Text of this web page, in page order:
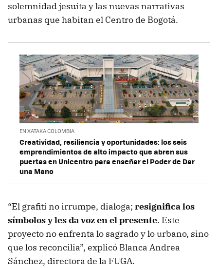
solemnidad jesuita y las nuevas narrativas
urbanas que habitan el Centro de Bogotá.
EN XATAKA COLOMBIA
Creatividad, resiliencia y oportunidades: los seis
emprendimientos de alto impacto que abren sus
puertas en Unicentro para enseñar el Poder de Dar
una Mano
“El grafiti no irrumpe, dialoga; resignifica los
símbolos y les da voz en el presente. Este
proyecto no enfrenta lo sagrado y lo urbano, sino
que los reconcilia”, explicó Blanca Andrea
Sánchez, directora de la FUGA.